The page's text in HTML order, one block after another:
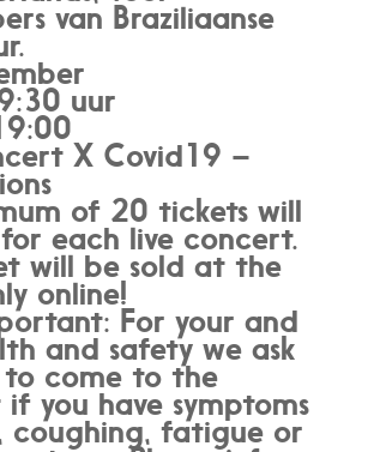
van Braziliaanse
uur
X Covid19 –
of 20 tickets will
each live concert.
will be sold at the
online!
For your and
and safety we ask
come to the
you have symptoms
coughing, fatigue or